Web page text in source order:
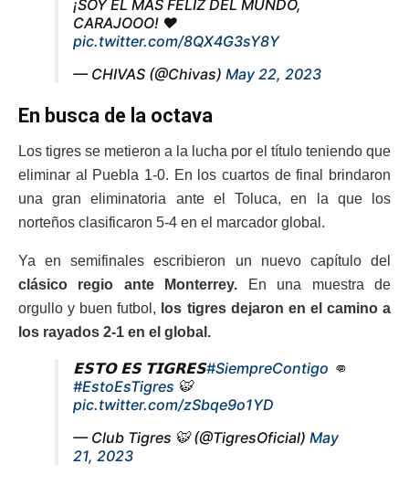
¡SOY EL MÁS FELIZ DEL MUNDO,
CARAJOOO! ❤️
pic.twitter.com/8QX4G3sY8Y
— CHIVAS (@Chivas) May 22, 2023
En busca de la octava
Los tigres se metieron a la lucha por el título teniendo que
eliminar al Puebla 1-0. En los cuartos de final brindaron
una gran eliminatoria ante el Toluca, en la que los
norteños clasificaron 5-4 en el marcador global.
Ya en semifinales escribieron un nuevo capítulo del
clásico regio ante Monterrey. En una muestra de
orgullo y buen futbol, los tigres dejaron en el camino a
los rayados 2-1 en el global.
𝗘𝗦𝗧𝗢 𝗘𝗦 𝗧𝗜𝗚𝗥𝗘𝗦#SiempreContigo 👊
#EstoEsTigres 🐯
pic.twitter.com/zSbqe9o1YD
— Club Tigres 🐯 (@TigresOficial) May
21, 2023